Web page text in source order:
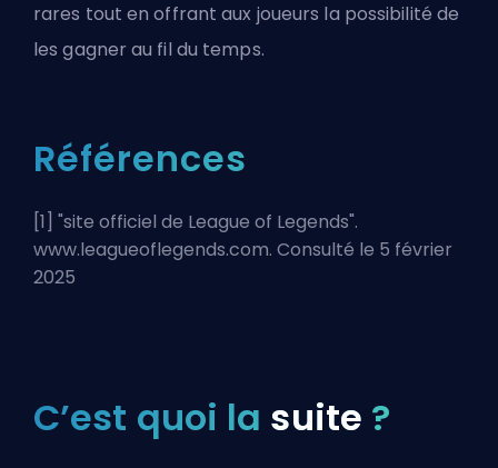
rares tout en offrant aux joueurs la possibilité de
les gagner au fil du temps.
Références
[1] "site officiel de League of Legends".
www.leagueoflegends.com. Consulté le 5 février
2025
C’est quoi la suite ?